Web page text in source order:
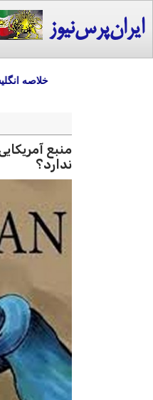
ایران‌پرس‌نیوز
خلاصه انگلیسی
منبع
ندارد؟